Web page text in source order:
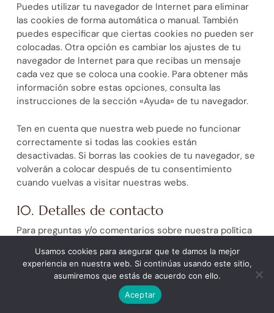
Puedes utilizar tu navegador de Internet para eliminar
las cookies de forma automática o manual. También
puedes especificar que ciertas cookies no pueden ser
colocadas. Otra opción es cambiar los ajustes de tu
navegador de Internet para que recibas un mensaje
cada vez que se coloca una cookie. Para obtener más
información sobre estas opciones, consulta las
instrucciones de la sección «Ayuda» de tu navegador.
Ten en cuenta que nuestra web puede no funcionar
correctamente si todas las cookies están
desactivadas. Si borras las cookies de tu navegador, se
volverán a colocar después de tu consentimiento
cuando vuelvas a visitar nuestras webs.
10. Detalles de contacto
Para preguntas y/o comentarios sobre nuestra política
nosotros usando los siguientes datos de contacto:
: Silvia Monge Mateos.
Usamos cookies para asegurar que te damos la mejor
experiencia en nuestra web. Si continúas usando este sitio,
asumiremos que estás de acuerdo con ello.
Aceptar